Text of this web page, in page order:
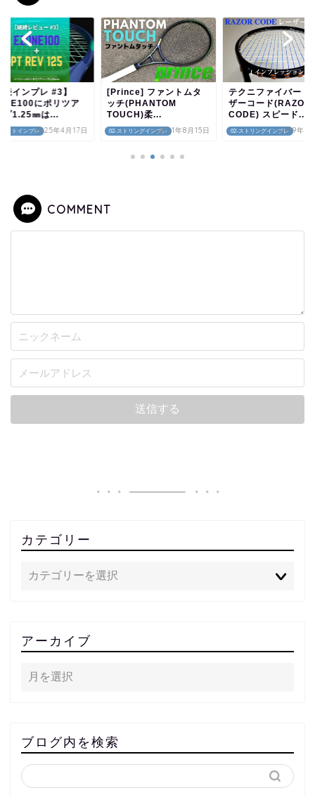
リングインプレ
ファントムタ
(PHANTOM
柔...
2021年8月15日 02-ストリングインプレ
テクニファイバー・レー
ザーコード(RAZOR
CODE) スピード...
2019年10月6日 01-ラケットインプレ
縦ナイロンにしたら
弾きの良いハイブリ
になった！BRIO1....
2019年8
COMMENT
カテゴリー
アーカイブ
ブログ内を検索